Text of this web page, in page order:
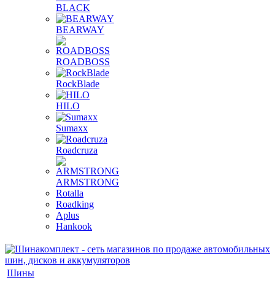
BLACK
BEARWAY
ROADBOSS
RockBlade
HILO
Sumaxx
Roadcruza
ARMSTRONG
Rotalla
Roadking
Aplus
Hankook
Шины